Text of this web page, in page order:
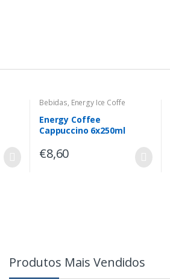
Bebidas, Energy Ice Coffe
Energy Coffee
Cappuccino 6x250ml
€8,60
Produtos Mais Vendidos